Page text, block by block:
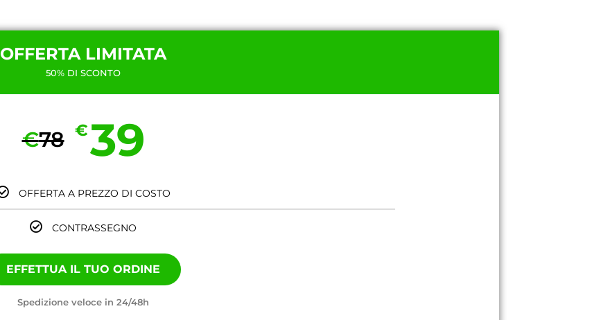
OFFERTA LIMITATA
50% DI SCONTO
€78 €39
OFFERTA A PREZZO DI COSTO
CONTRASSEGNO
EFFETTUA IL TUO ORDINE
Spedizione veloce in 24/48h